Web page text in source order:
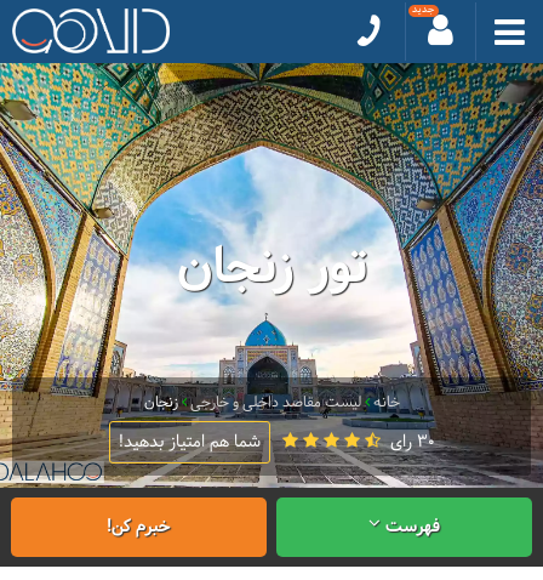
تور زنجان
خانه لیست مقاصد داخلی و خارجی زنجان
30 رای شما هم امتیاز بدهید!
فهرست خبرم کن!